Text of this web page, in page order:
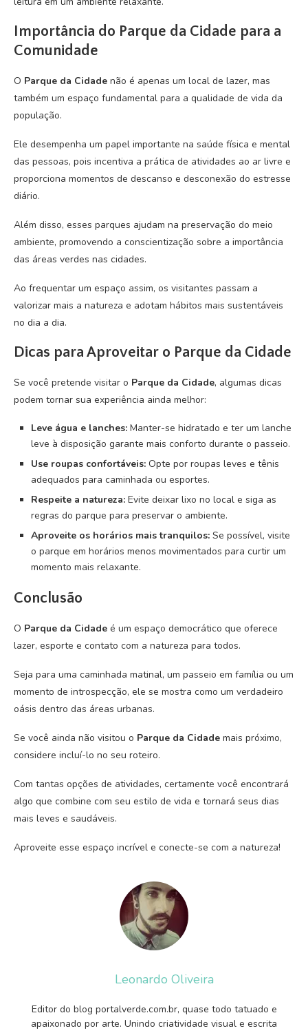
Importância do Parque da Cidade para a
Comunidade
O Parque da Cidade não é apenas um local de lazer, mas
também um espaço fundamental para a qualidade de vida da
população.
Ele desempenha um papel importante na saúde física e mental
das pessoas, pois incentiva a prática de atividades ao ar livre e
proporciona momentos de descanso e desconexão do estresse
diário.
Além disso, esses parques ajudam na preservação do meio
ambiente, promovendo a conscientização sobre a importância
das áreas verdes nas cidades.
Ao frequentar um espaço assim, os visitantes passam a
valorizar mais a natureza e adotam hábitos mais sustentáveis
no dia a dia.
Dicas para Aproveitar o Parque da Cidade
Se você pretende visitar o Parque da Cidade, algumas dicas
podem tornar sua experiência ainda melhor:
Leve água e lanches: Manter-se hidratado e ter um lanche
leve à disposição garante mais conforto durante o passeio.
Use roupas confortáveis: Opte por roupas leves e tênis
adequados para caminhada ou esportes.
Respeite a natureza: Evite deixar lixo no local e siga as
regras do parque para preservar o ambiente.
Aproveite os horários mais tranquilos: Se possível, visite
o parque em horários menos movimentados para curtir um
momento mais relaxante.
Conclusão
O Parque da Cidade é um espaço democrático que oferece
lazer, esporte e contato com a natureza para todos.
Seja para uma caminhada matinal, um passeio em família ou um
momento de introspecção, ele se mostra como um verdadeiro
oásis dentro das áreas urbanas.
Se você ainda não visitou o Parque da Cidade mais próximo,
considere incluí-lo no seu roteiro.
Com tantas opções de atividades, certamente você encontrará
algo que combine com seu estilo de vida e tornará seus dias
mais leves e saudáveis.
Aproveite esse espaço incrível e conecte-se com a natureza!
Leonardo Oliveira
Editor do blog portalverde.com.br, quase todo tatuado e
apaixonado por arte. Unindo criatividade visual e escrita